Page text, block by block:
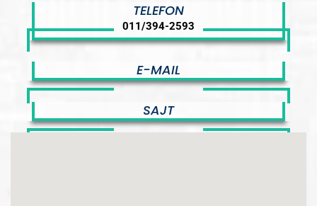
TELEFON
011/394-2593
E-MAIL
SAJT